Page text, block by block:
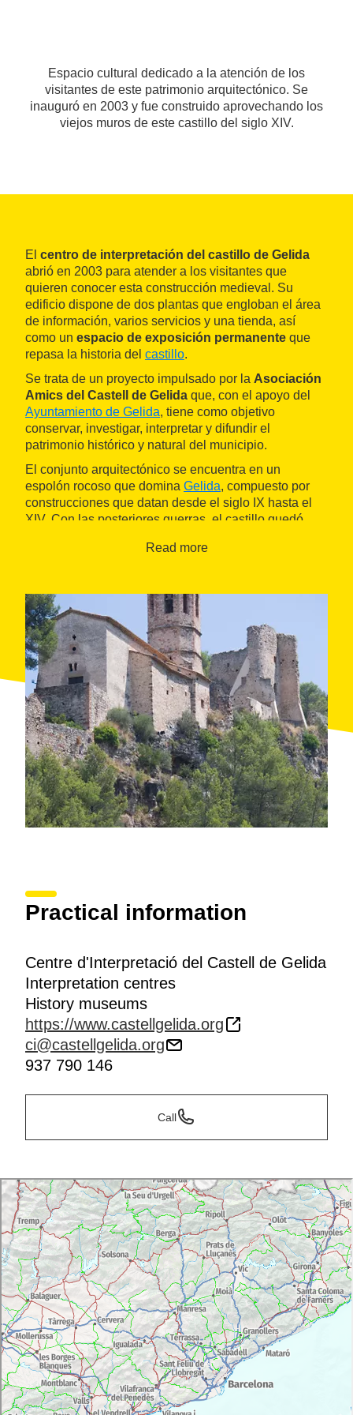
Espacio cultural dedicado a la atención de los
visitantes de este patrimonio arquitectónico. Se
inauguró en 2003 y fue construido aprovechando los
viejos muros de este castillo del siglo XIV.
El centro de interpretación del castillo de Gelida
abrió en 2003 para atender a los visitantes que
quieren conocer esta construcción medieval. Su
edificio dispone de dos plantas que engloban el área
de información, varios servicios y una tienda, así
como un espacio de exposición permanente que
repasa la historia del castillo.
Se trata de un proyecto impulsado por la Asociación
Amics del Castell de Gelida que, con el apoyo del
Ayuntamiento de Gelida, tiene como objetivo
conservar, investigar, interpretar y difundir el
patrimonio histórico y natural del municipio.
El conjunto arquitectónico se encuentra en un
espolón rocoso que domina Gelida, compuesto por
construcciones que datan desde el siglo IX hasta el
XIV. Con las posteriores guerras, el castillo quedó
Read more
Practical information
Centre d'Interpretació del Castell de Gelida
Interpretation centres
History museums
https://www.castellgelida.org
ci@castellgelida.org
937 790 146
Call